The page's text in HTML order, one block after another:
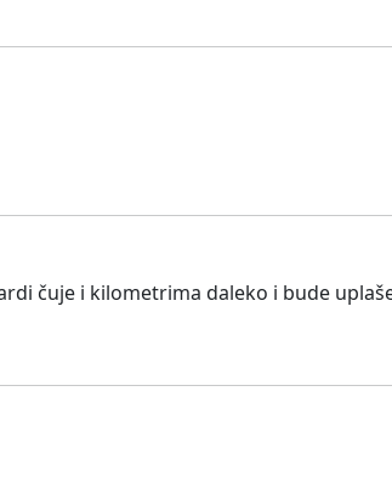
čuje i kilometrima daleko i bude